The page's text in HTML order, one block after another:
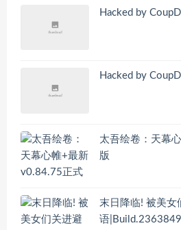
Hacked by
Hacked by
太吾绘卷：天幕
版
末日降临! 被美女
语